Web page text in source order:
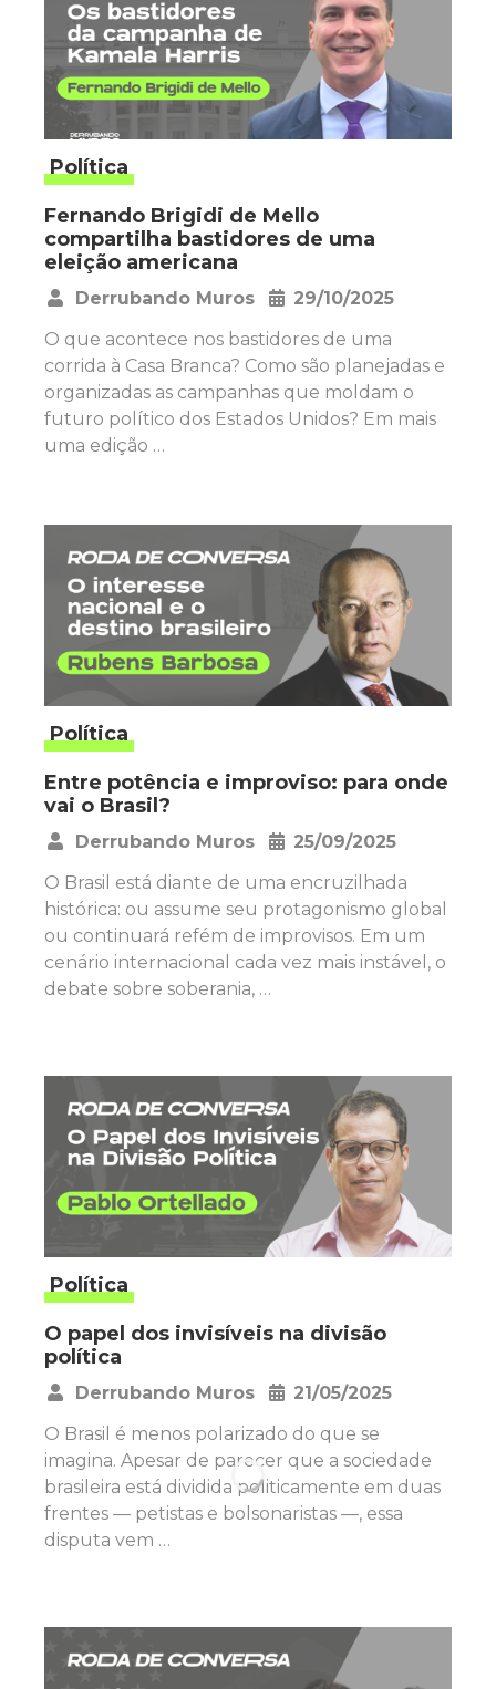
Política
Fernando Brigidi de Mello
compartilha bastidores de uma
eleição americana
Derrubando Muros
29/10/2025
O que acontece nos bastidores de uma
corrida à Casa Branca? Como são planejadas e
organizadas as campanhas que moldam o
futuro político dos Estados Unidos? Em mais
uma edição …
Política
Entre potência e improviso: para onde
vai o Brasil?
Derrubando Muros
25/09/2025
O Brasil está diante de uma encruzilhada
histórica: ou assume seu protagonismo global
ou continuará refém de improvisos. Em um
cenário internacional cada vez mais instável, o
debate sobre soberania, …
Política
O papel dos invisíveis na divisão
política
Derrubando Muros
21/05/2025
O Brasil é menos polarizado do que se
imagina. Apesar de parecer que a sociedade
brasileira está dividida politicamente em duas
frentes — petistas e bolsonaristas —, essa
disputa vem …